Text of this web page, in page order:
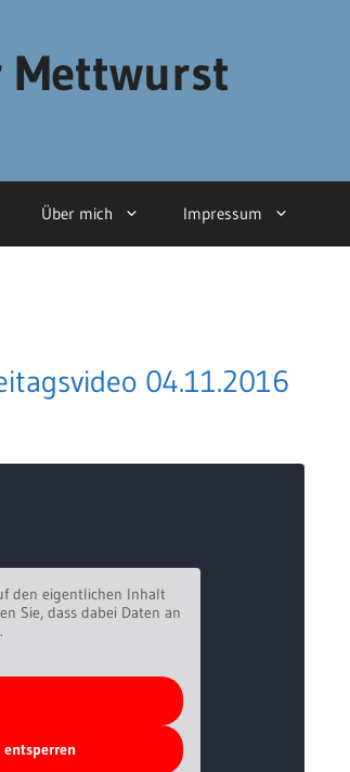
Mettwurst
Über mich Impressum
04.11.2016
den eigentlichen Inhalt
Sie, dass dabei Daten an